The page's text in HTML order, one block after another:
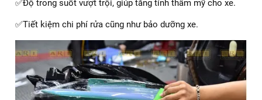
✅Độ trong suốt vượt trội, giúp tăng tính thẩm mỹ cho xe.
✅Tiết kiệm chi phí rửa cũng như bảo dưỡng xe.